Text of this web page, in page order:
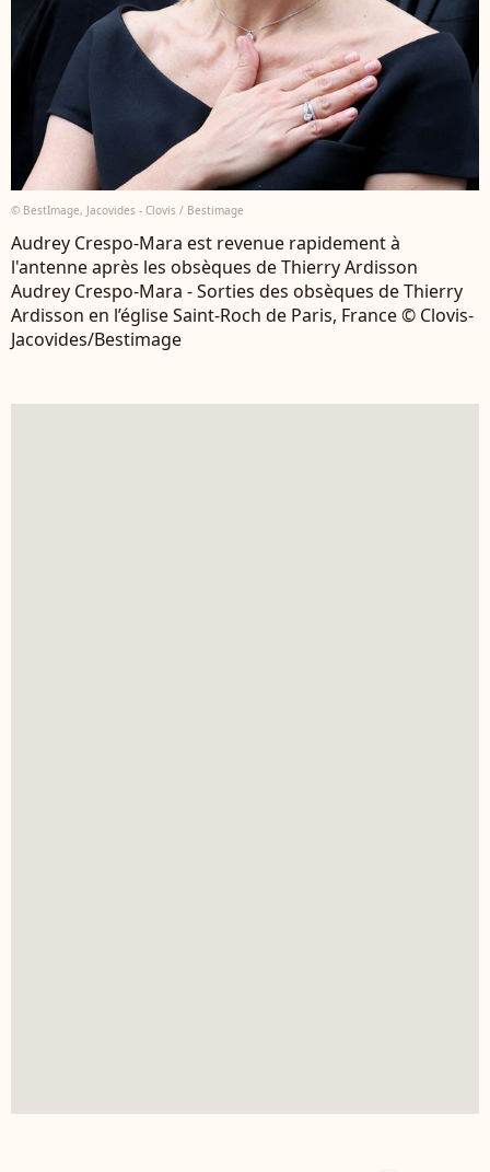
© BestImage, Jacovides - Clovis / Bestimage
Audrey Crespo-Mara est revenue rapidement à
l'antenne après les obsèques de Thierry Ardisson
Audrey Crespo-Mara - Sorties des obsèques de Thierry
Ardisson en l’église Saint-Roch de Paris, France © Clovis-
Jacovides/Bestimage